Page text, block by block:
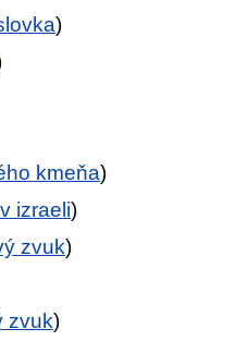
)
kmeňa)
izraeli)
zvuk)
zvuk)